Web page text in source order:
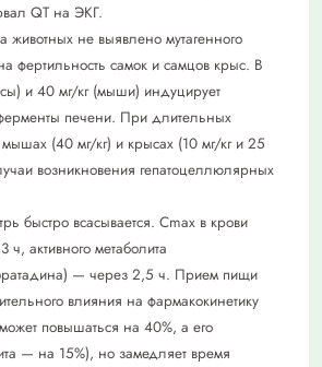
QT на ЭКГ.
животных не выявлено мутагенного
фертильность самок и самцов крыс. В
и 40 мг/кг (мыши) индуцирует
печени. При длительных
(40 мг/кг) и крысах (10 мг/кг и 25
возникновения гепатоцеллюлярных
быстро всасывается. Cmax в крови
ч, активного метаболита
— через 2,5 ч. Прием пищи
влияния на фармакокинетику
повышаться на 40%, а его
— на 15%), но замедляет время